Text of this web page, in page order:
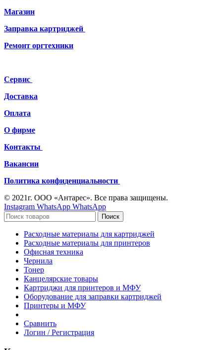
Магазин
Заправка картриджей
Ремонт оргтехники
Сервис
Доставка
Оплата
О фирме
Контакты
Вакансии
Политика конфиденциальности
© 2021г. ООО «Антарес». Все права защищены.
Instagram WhatsApp WhatsApp
Поиск
Расходные материалы для картриджей
Расходные материалы для принтеров
Офисная техника
Чернила
Тонер
Канцелярские товары
Картриджи для принтеров и МФУ
Оборудование для заправки картриджей
Принтеры и МФУ
Сравнить
Логин / Регистрация